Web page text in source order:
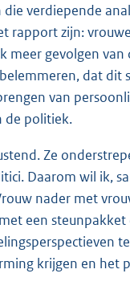
verdiepende
rapport zijn:
gevolgen
dat dit
van
de politiek.
Ze
Daarom wil ik,
nader met
een
krijgen en